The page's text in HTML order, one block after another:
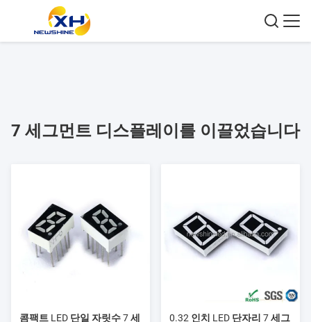
7 세그먼트 디스플레이를 이끌었습니다
콤팩트 LED 단일 자릿수 7 세
0.32 인치 LED 단자리 7 세그